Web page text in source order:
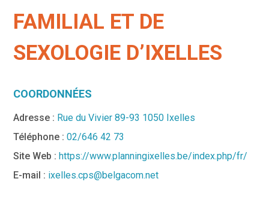
FAMILIAL ET DE
SEXOLOGIE D’IXELLES
COORDONNÉES
Adresse : Rue du Vivier 89-93 1050 Ixelles
Téléphone :02/646 42 73
Site Web : https://www.planningixelles.be/index.php/fr/
E-mail : ixelles.cps@belgacom.net